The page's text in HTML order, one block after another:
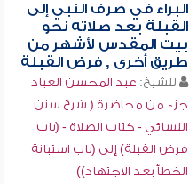
البراء في صرف النبي إلى
القبلة بعد صلاته نحو
بيت المقدس لأشهر من
طريق أخرى , فرض القبلة
للشيخ: عبد المحسن العباد
جزء من محاضرة ( شرح سنن
النسائي - كتاب الصلاة - (باب
فرض القبلة) إلى (باب استبانة
الخطأ بعد الاجتهاد))